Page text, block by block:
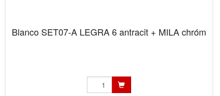
Blanco SET07-A LEGRA 6 antracit + MILA chróm